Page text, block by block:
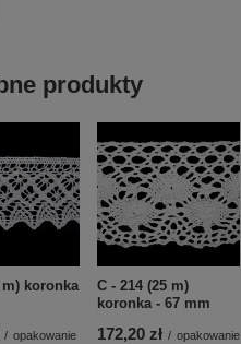
produkty
m) koronka
/ opakowanie
C - 214 (25 m)
koronka - 67 mm
172,20 zł / opakowanie